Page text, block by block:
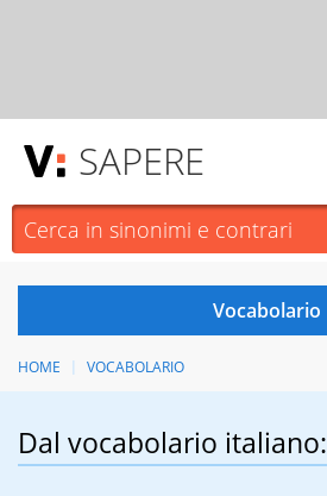
SAPERE
HOME VOCABOLARIO
Dal vocabolario italiano: